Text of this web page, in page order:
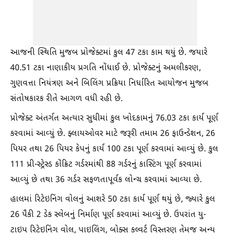
આજની સ્થિતિ મુજબ પ્રોજેક્ટમાં કુલ 47 ટકા કામ થયું છે. જયારે
40.51 ટકા નાણાકીય પ્રગતિ નોંધાઈ છે. પ્રોજેક્ટનું અમલીકરણ,
ગુણવત્તા નિયંત્રણ અને બિલિંગ પ્રક્રિયા નિર્ધારિત આયોજન મુજબ
સંતોષકારક રીતે આગળ વધી રહી છે.
પ્રોજેક્ટ અંતર્ગત અત્યાર સુધીમાં કુલ ખોદકામનું 76.03 ટકા કાર્ય પૂર્ણ
કરવામાં આવ્યું છે. ફ્લાયઓવર માટે જરૂરી તમામ 26 ફાઉન્ડેશન, 26
પિયર તથા 26 પિયર કેપનું કાર્ય 100 ટકા પૂર્ણ કરવામાં આવ્યું છે. કુલ
111 પ્રી-સ્ટ્રેસ્ડ કોંક્રિટ ગર્ડરમાંથી 88 ગર્ડરનું કાસ્ટિંગ પૂર્ણ કરવામાં
આવ્યું છે તથા 36 ગર્ડર સફળતાપૂર્વક લોન્ચ કરવામાં આવ્યા છે.
હાલમાં રિટેઇનિંગ વોલનું આશરે 50 ટકા કાર્ય પૂર્ણ થયું છે, જ્યારે કુલ
26 પૈકી 2 ડેક સ્લેબનું નિર્માણ પૂર્ણ કરવામાં આવ્યું છે. ઉપરાંત યુ-
ટાઇપ રિટેઇનિંગ વોલ, પાઇલિંગ, બોક્સ કલ્વર્ટ વિસ્તરણ તેમજ અન્ય